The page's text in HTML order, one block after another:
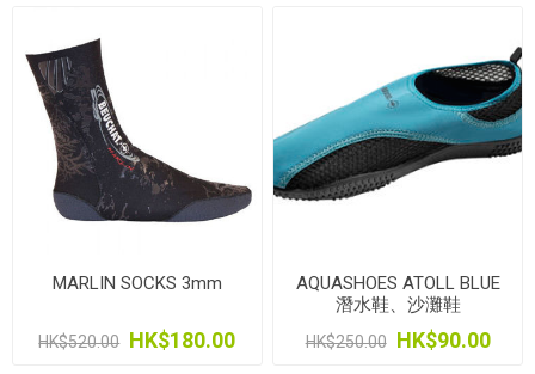
MARLIN SOCKS 3mm
HK$520.00 HK$180.00
AQUASHOES ATOLL BLUE
潛水鞋、沙灘鞋
HK$250.00 HK$90.00